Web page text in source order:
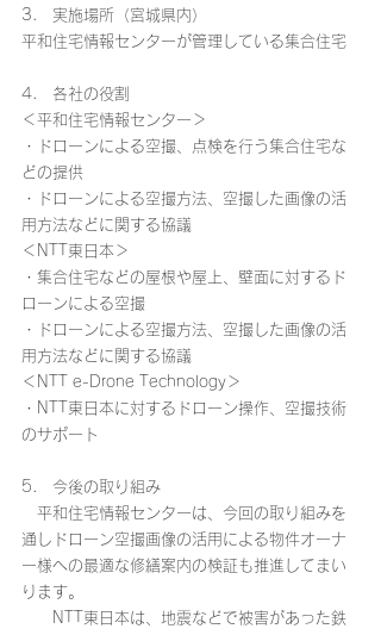
3.　実施場所（宮城県内）
平和住宅情報センターが管理している集合住宅
4.　各社の役割
＜平和住宅情報センター＞
・ドローンによる空撮、点検を行う集合住宅な
どの提供
・ドローンによる空撮方法、空撮した画像の活
用方法などに関する協議
＜NTT東日本＞
・集合住宅などの屋根や屋上、壁面に対するド
ローンによる空撮
・ドローンによる空撮方法、空撮した画像の活
用方法などに関する協議
＜NTT e-Drone Technology＞
・NTT東日本に対するドローン操作、空撮技術
のサポート
5.　今後の取り組み
平和住宅情報センターは、今回の取り組みを
通しドローン空撮画像の活用による物件オーナ
ー様への最適な修繕案内の検証も推進してまい
ります。
NTT東日本は、地震などで被害があった鉄